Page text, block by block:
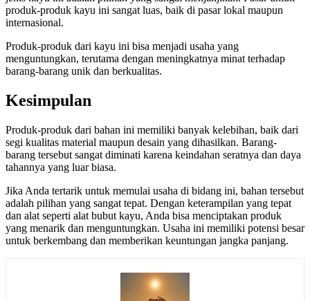
produk-produk kayu ini sangat luas, baik di pasar lokal maupun
internasional.
Produk-produk dari kayu ini bisa menjadi usaha yang
menguntungkan, terutama dengan meningkatnya minat terhadap
barang-barang unik dan berkualitas.
Kesimpulan
Produk-produk dari bahan ini memiliki banyak kelebihan, baik dari
segi kualitas material maupun desain yang dihasilkan. Barang-
barang tersebut sangat diminati karena keindahan seratnya dan daya
tahannya yang luar biasa.
Jika Anda tertarik untuk memulai usaha di bidang ini, bahan tersebut
adalah pilihan yang sangat tepat. Dengan keterampilan yang tepat
dan alat seperti alat bubut kayu, Anda bisa menciptakan produk
yang menarik dan menguntungkan. Usaha ini memiliki potensi besar
untuk berkembang dan memberikan keuntungan jangka panjang.